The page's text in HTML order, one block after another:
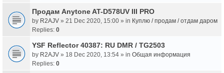
Продам Anytone AT-D578UV III PRO
by R2AJV » 21 Dec 2020, 15:00 » in Куплю / продам / отдам даром
Replies: 0
YSF Reflector 40387: RU DMR / TG2503
by R2AJV » 18 Dec 2020, 13:54 » in Общая информация
Replies: 0